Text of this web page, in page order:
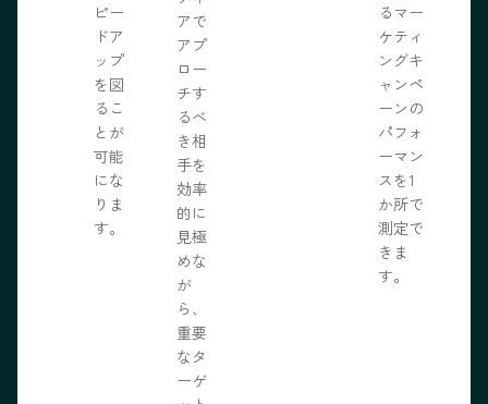
ピー
ドア
ップ
を図
るこ
とが
可能
にな
りま
す。
アで
アプ
ロー
チす
るべ
き相
手を
効率
的に
見極
めな
が
ら、
重要
なタ
ーゲ
るマー
ケティ
ングキ
ャンペ
ーンの
パフォ
ーマン
スを1
か所で
測定で
きま
す。